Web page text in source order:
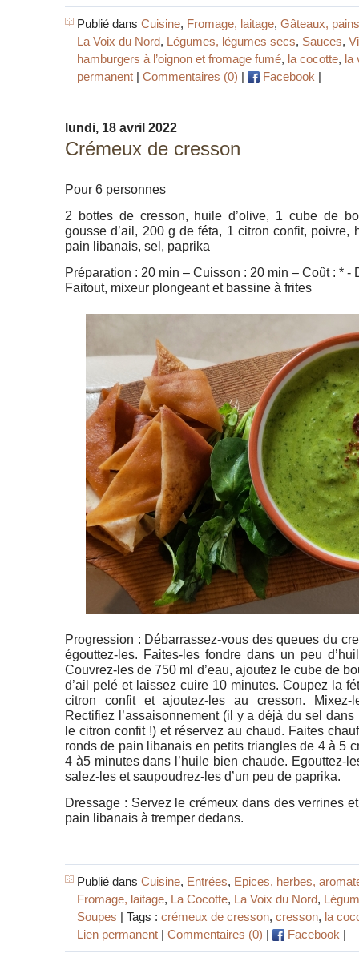
Publié dans Cuisine, Fromage, laitage, Gâteaux,
La Voix du Nord, Légumes, légumes secs, Sauces,
hamburgers à l’oignon et fromage fumé, la cocotte, la
permanent | Commentaires (0) | Facebook |
lundi, 18 avril 2022
Crémeux de cresson
Pour 6 personnes
2 bottes de cresson, huile d’olive, 1 cube de
gousse d’ail, 200 g de féta, 1 citron confit, poivre,
pain libanais, sel, paprika
Préparation : 20 min – Cuisson : 20 min – Coût : * -
Faitout, mixeur plongeant et bassine à frites
Progression : Débarrassez-vous des queues du
égouttez-les. Faites-les fondre dans un peu
Couvrez-les de 750 ml d’eau, ajoutez le cube de
d’ail pelé et laissez cuire 10 minutes. Coupez la
citron confit et ajoutez-les au cresson. Mixez-
Rectifiez l’assaisonnement (il y a déjà du sel
le citron confit !) et réservez au chaud. Faites
ronds de pain libanais en petits triangles de 4 à 5
4 à5 minutes dans l’huile bien chaude. Egouttez-
salez-les et saupoudrez-les d’un peu de paprika.
Dressage : Servez le crémeux dans des verrines
pain libanais à tremper dedans.
Publié dans Cuisine, Entrées, Epices, herbes,
Fromage, laitage, La Cocotte, La Voix du Nord,
Soupes | Tags : crémeux de cresson, cresson, la
Lien permanent | Commentaires (0) | Facebook |